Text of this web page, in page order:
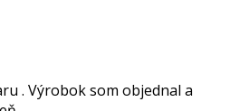
. Výrobok som objednal a